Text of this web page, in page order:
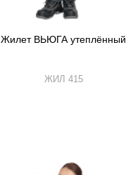
Жилет ВЬЮГА утеплённый
ЖИЛ 415